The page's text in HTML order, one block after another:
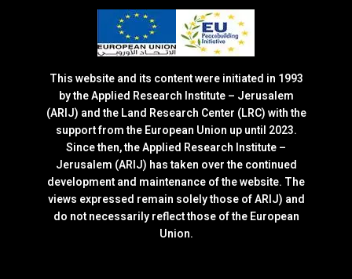
This website and its content were initiated in 1993
by the Applied Research Institute – Jerusalem
(ARIJ) and the Land Research Center (LRC) with the
support from the European Union up until 2023.
Since then, the Applied Research Institute –
Jerusalem (ARIJ) has taken over the continued
development and maintenance of the website. The
views expressed remain solely those of ARIJ) and
do not necessarily reflect those of the European
Union.